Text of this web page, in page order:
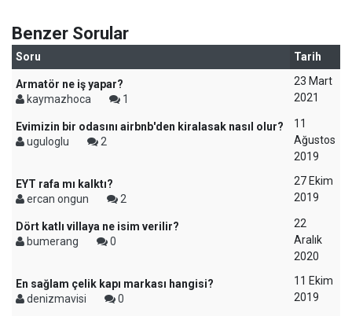
Benzer Sorular
Soru Tarih
Armatör ne iş yapar?
kaymazhoca
1
23 Mart
2021
Evimizin bir odasını airbnb'den kiralasak nasıl olur?
uguloglu
2
11
Ağustos
2019
EYT rafa mı kalktı?
ercan ongun
2
27 Ekim
2019
Dört katlı villaya ne isim verilir?
bumerang
0
22
Aralık
2020
En sağlam çelik kapı markası hangisi?
denizmavisi
0
11 Ekim
2019